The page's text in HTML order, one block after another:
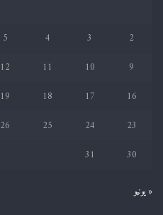
2
3
4
5
9
10
11
12
16
17
18
19
23
24
25
26
30
31
« يونيو